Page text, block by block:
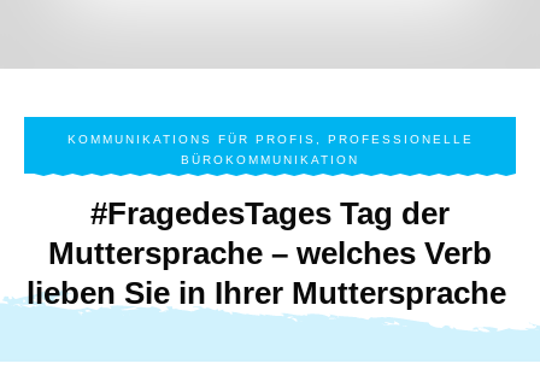
KOMMUNIKATIONS FÜR PROFIS
PROFESSIONELLE
BÜROKOMMUNIKATION
#FragedesTages Tag der
Muttersprache – welches Verb
lieben Sie in Ihrer Muttersprache